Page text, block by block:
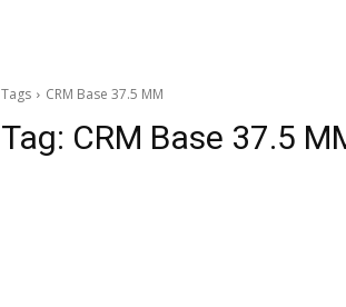
Tags CRM Base 37.5 MM
Tag: CRM Base 37.5